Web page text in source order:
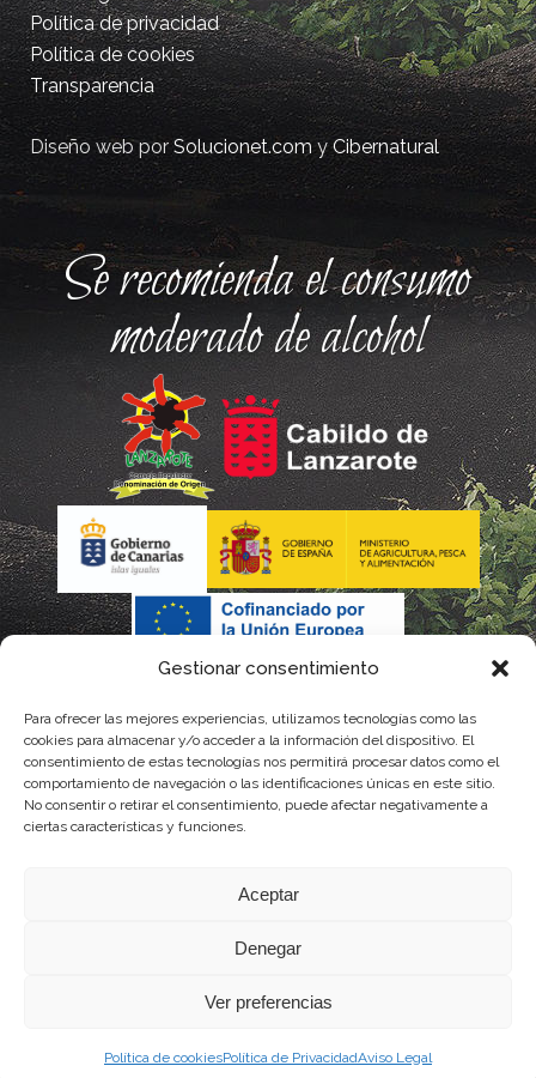
Gestionar consentimiento
Para ofrecer las mejores experiencias, utilizamos tecnologías como las
cookies para almacenar y/o acceder a la información del dispositivo. El
consentimiento de estas tecnologías nos permitirá procesar datos como el
comportamiento de navegación o las identificaciones únicas en este sitio.
No consentir o retirar el consentimiento, puede afectar negativamente a
ciertas características y funciones.
Aceptar
Denegar
Ver preferencias
Política de cookiesPolítica de PrivacidadAviso Legal
Política de privacidad
Política de cookies
Transparencia
Diseño web porSolucionet.comyCibernatural
Se recomienda el consumo
moderado de alcohol
La gestión de la DOP Lanzarote realizada por este Consejo Regulador es financiada,
con fondos provenientes del presupuesto de gastos del Instituto Canario de
Calidad Agroalimentaria